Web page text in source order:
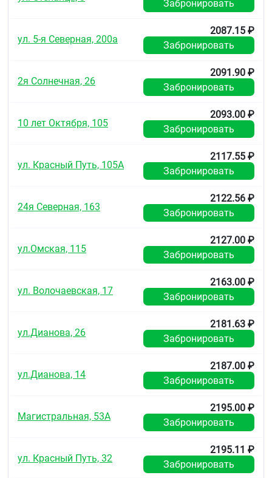
полихлорвиниловой термоклейкой пленки,
По 2, 4 или 10 блистеров вместе с инструкцией по
применению помещают в картонную пачку с
Хранение
Хранить в недоступном для детей месте.
5 лет.
Условия отпуска из аптек
Забронировать
ул. 5-я Северная, 200а
2087.15 ₽
Забронировать
2я Солнечная, 26
2091.90 ₽
Забронировать
10 лет Октября, 105
2093.00 ₽
Забронировать
ул. Красный Путь, 105А
2117.55 ₽
Забронировать
24я Северная, 163
2122.56 ₽
Забронировать
ул.Омская, 115
2127.00 ₽
Забронировать
ул. Волочаевская, 17
2163.00 ₽
Забронировать
ул.Дианова, 26
2181.63 ₽
Забронировать
ул.Дианова, 14
2187.00 ₽
Забронировать
Магистральная, 53А
2195.00 ₽
Забронировать
ул. Красный Путь, 32
2195.11 ₽
Забронировать